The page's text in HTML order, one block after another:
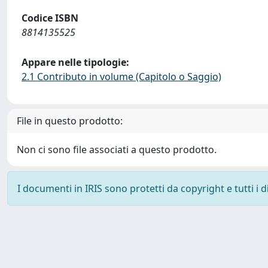
Codice ISBN
8814135525
Appare nelle tipologie:
2.1 Contributo in volume (Capitolo o Saggio)
File in questo prodotto:
Non ci sono file associati a questo prodotto.
I documenti in IRIS sono protetti da copyright e tutti i